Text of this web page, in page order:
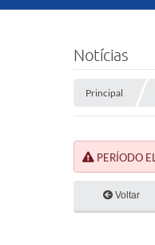
Notícias
Principal
PERÍODO
Voltar